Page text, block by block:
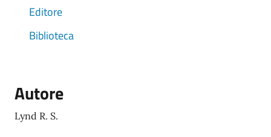
Editore
Biblioteca
Autore
Lynd R. S.